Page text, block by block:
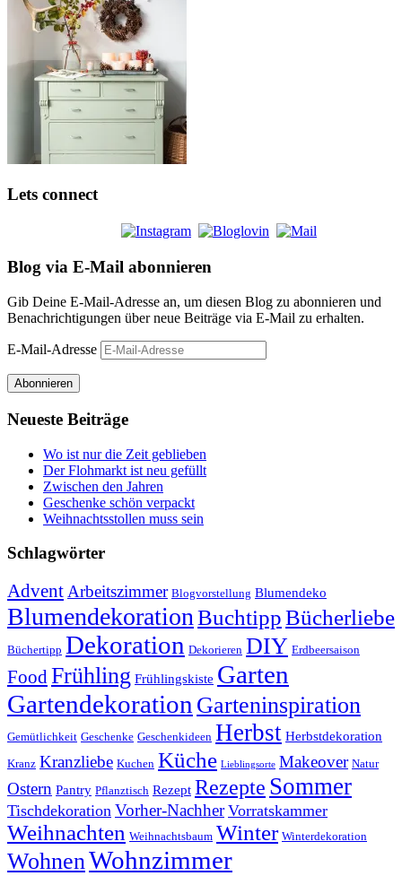
Lets connect
Blog via E-Mail abonnieren
Gib Deine E-Mail-Adresse an, um diesen Blog zu abonnieren und
Benachrichtigungen über neue Beiträge via E-Mail zu erhalten.
E-Mail-Adresse
Abonnieren
Neueste Beiträge
Wo ist nur die Zeit geblieben
Der Flohmarkt ist neu gefüllt
Zwischen den Jahren
Geschenke schön verpackt
Weihnachtsstollen muss sein
Schlagwörter
Advent Arbeitszimmer Blogvorstellung Blumendeko
Blumendekoration BuchtippBücherliebe
Büchertipp Dekoration Dekorieren DIY Erdbeersaison
FoodFrühling Frühlingskiste Garten
Gartendekoration Garteninspiration
Gemütlichkeit Geschenke Geschenkideen Herbst Herbstdekoration
Kranz Kranzliebe Kuchen Küche Lieblingsorte Makeover Natur
Ostern Pantry Pflanztisch Rezept Rezepte Sommer
Tischdekoration Vorher-Nachher Vorratskammer
Weihnachten Weihnachtsbaum Winter Winterdekoration
WohnenWohnzimmer